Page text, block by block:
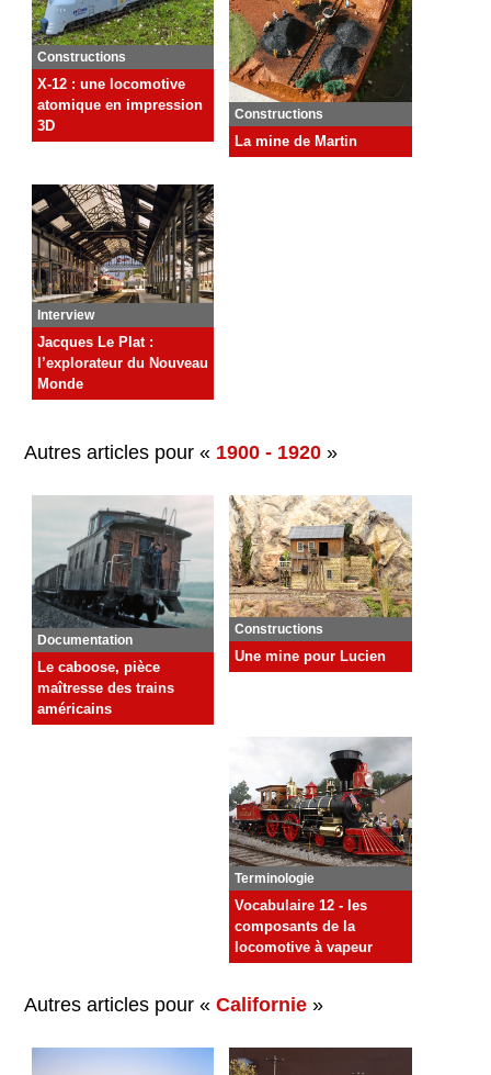
Constructions
X-12 : une locomotive
atomique en impression
3D
Constructions
La mine de Martin
Interview
Jacques Le Plat :
l’explorateur du Nouveau
Monde
Autres articles pour « 1900 - 1920 »
Documentation
Le caboose, pièce
maîtresse des trains
américains
Constructions
Une mine pour Lucien
Terminologie
Vocabulaire 12 - les
composants de la
locomotive à vapeur
Autres articles pour « Californie »